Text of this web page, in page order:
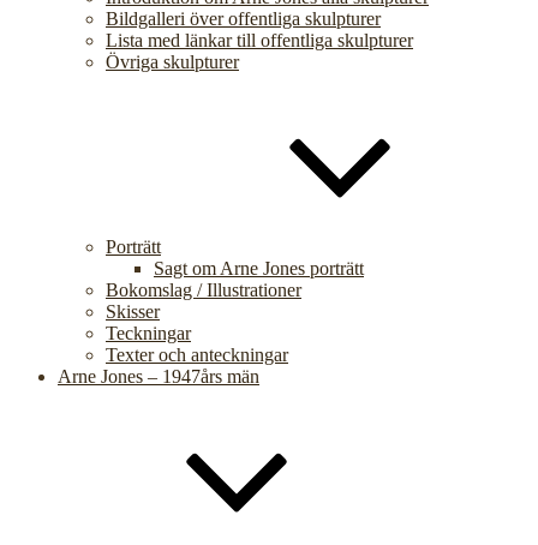
Bildgalleri över offentliga skulpturer
Lista med länkar till offentliga skulpturer
Övriga skulpturer
Porträtt
Sagt om Arne Jones porträtt
Bokomslag / Illustrationer
Skisser
Teckningar
Texter och anteckningar
Arne Jones – 1947års män